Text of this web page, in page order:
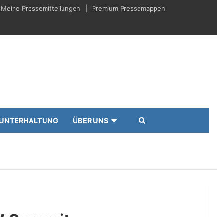
Meine Pressemitteilungen Premium Pressemappen
UNTERHALTUNG ÜBER UNS